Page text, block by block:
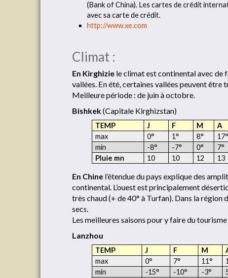
(Bank of China). Les cartes de crédit
avec sa carte de crédit.
http://www.xe.com
Climat :
En Kirghizie le climat est continental avec de
vallées. En été, certaines vallées peuvent être
Meilleure période : de juin à octobre.
Bishkek(Capitale Kirghizstan)
TEMP J F M A
max
0° 1° 8° 17°
min
-8° -7° 0° 7°
Pluie mn
10 10 12 13
En Chine l’étendue du pays explique des
continental. L’ouest est principalement
très chaud (+ de 40° à Turfan). Dans la
secs.
Les meilleures saisons pour y faire du
Lanzhou
TEMP J F M
max
0° 7° 11°
min
-15° -10° -3°